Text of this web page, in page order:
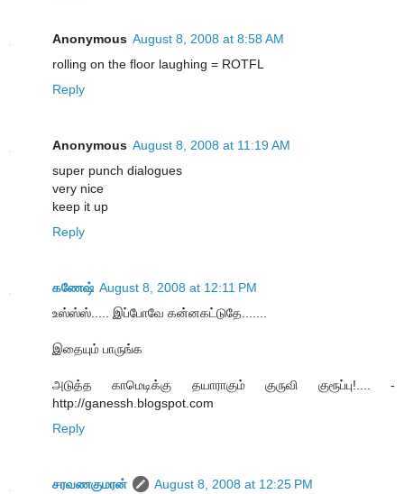
Anonymous August 8, 2008 at 8:58 AM
rolling on the floor laughing = ROTFL
Reply
Anonymous August 8, 2008 at 11:19 AM
super punch dialogues
very nice
keep it up
Reply
கணேஷ் August 8, 2008 at 12:11 PM
உஸ்ஸ்ஸ்..... இப்போவே கன்னகட்டுதே.......
இதையும் பாருங்க
அடுத்த காமெடிக்கு தயாராகும் குருவி குரூப்பு!.... -
http://ganessh.blogspot.com
Reply
சரவணகுமரன்
August 8, 2008 at 12:25 PM